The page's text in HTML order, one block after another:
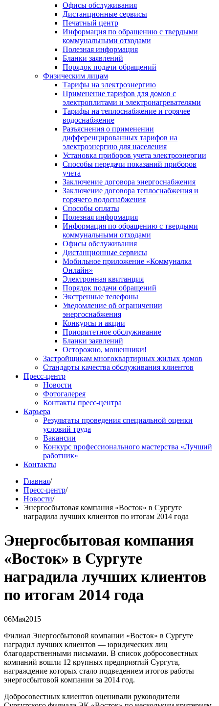
Офисы обслуживания
Дистанционные сервисы
Печатный центр
Информация по обращению с твердыми
коммунальными отходами
Полезная информация
Бланки заявлений
Порядок подачи обращений
Физическим лицам
Тарифы на электроэнергию
Применение тарифов для домов с
электроплитами и электронагревателями
Тарифы на теплоснабжение и горячее
водоснабжение
Разъяснения о применении
дифференцированных тарифов на
электроэнергию для населения
Установка приборов учета электроэнергии
Способы передачи показаний приборов
учета
Заключение договора энергоснабжения
Заключение договора теплоснабжения и
горячего водоснабжения
Способы оплаты
Полезная информация
Информация по обращению с твердыми
коммунальными отходами
Офисы обслуживания
Дистанционные сервисы
Мобильное приложение «Коммуналка
Онлайн»
Электронная квитанция
Порядок подачи обращений
Экстренные телефоны
Уведомление об ограничении
энергоснабжения
Конкурсы и акции
Приоритетное обслуживание
Бланки заявлений
Осторожно, мошенники!
Застройщикам многоквартирных жилых домов
Стандарты качества обслуживания клиентов
Пресс-центр
Новости
Фотогалерея
Контакты пресс-центра
Карьера
Результаты проведения специальной оценки
условий труда
Вакансии
Конкурс профессионального мастерства «Лучший
работник»
Контакты
Главная/
Пресс-центр/
Новости/
Энергосбытовая компания «Восток» в Сургуте
наградила лучших клиентов по итогам 2014 года
Энергосбытовая компания
«Восток» в Сургуте
наградила лучших клиентов
по итогам 2014 года
06Мая2015
Филиал Энергосбытовой компании «Восток» в Сургуте
наградил лучших клиентов — юридических лиц
благодарственными письмами. В список добросовестных
компаний вошли 12 крупных предприятий Сургута,
награждение которых стало подведением итогов работы
энергосбытовой компании за 2014 год.
Добросовестных клиентов оценивали руководители